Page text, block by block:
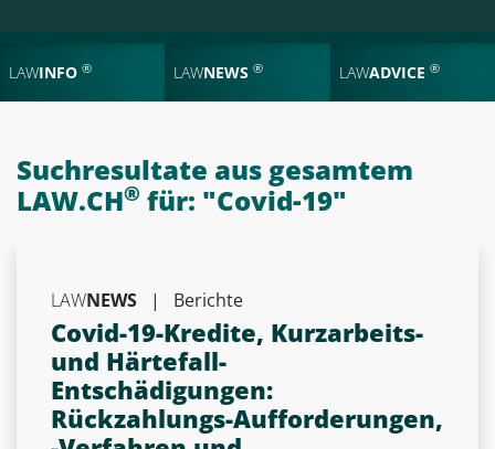
LAWINFO ® LAWNEWS ® LAWADVICE ®
Suchresultate aus gesamtem
LAW.CH® für: "Covid-19"
LAWNEWS | Berichte
Covid-19-Kredite, Kurzarbeits-
und Härtefall-
Entschädigungen:
Rückzahlungs-Aufforderungen,